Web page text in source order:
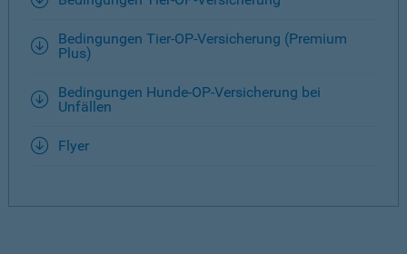
Bedingungen Tier-OP-Versicherung (Premium
Plus)
Bedingungen Hunde-OP-Versicherung bei
Unfällen
Flyer